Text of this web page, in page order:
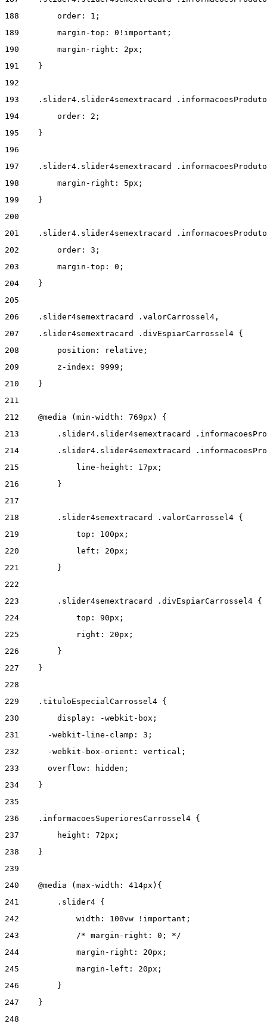
188
        order: 1;
189
        margin-top: 0!important;
190
        margin-right: 2px;
191
    }
192
193
.slider4.slider4semextracard
194
        order: 2;
195
    }
196
197
.slider4.slider4semextracard
198
        margin-right: 5px;
199
    }
200
201
.slider4.slider4semextracard
202
        order: 3;
203
        margin-top: 0;
204
    }
205
206
    .slider4semextracard .valorCarrossel4,
207
    .slider4semextracard .divEspiarCarrossel4 {
208
        position: relative;
209
        z-index: 9999;
210
    }
211
212
    @media (min-width: 769px) {
213
.slider4.slider4semextracard
214
.slider4.slider4semextracard
215
            line-height: 17px;
216
        }
217
218
        .slider4semextracard .valorCarrossel4 {
219
            top: 100px;
220
            left: 20px;
221
        }
222
223
        .slider4semextracard .divEspiarCarrossel4 {
224
            top: 90px;
225
            right: 20px;
226
        }
227
    }
228
229
    .tituloEspecialCarrossel4 {
230
        display: -webkit-box;
231
      -webkit-line-clamp: 3;
232
      -webkit-box-orient: vertical;
233
      overflow: hidden;
234
    }
235
236
    .informacoesSuperioresCarrossel4 {
237
        height: 72px;
238
    }
239
240
    @media (max-width: 414px){
241
        .slider4 {
242
            width: 100vw !important;
243
            /* margin-right: 0; */
244
            margin-right: 20px;
245
            margin-left: 20px;
246
        }
247
    }
248